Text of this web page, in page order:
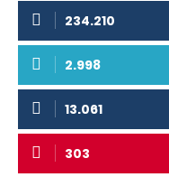
234.210
2.998
13.061
303